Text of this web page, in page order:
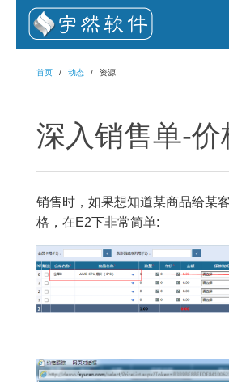
首页 动态 资源
深入销售单-
销售时，如果想知道某商品给某
格，在E2下非常简单: